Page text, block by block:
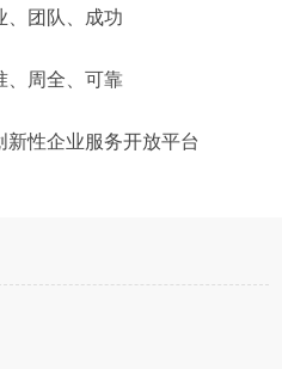
、团队、成功
、周全、可靠
性企业服务开放平台